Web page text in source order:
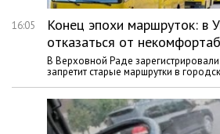
16:05
Конец эпохи маршруток: в
отказаться от
В Верховной Раде
запретит старые маршрутки в